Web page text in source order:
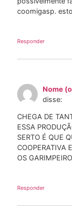
coomigasp.
Responder
Nome
disse:
CHEGA DE
ESSA
SERTO É QUE
COOPERATIVA
OS
Responder